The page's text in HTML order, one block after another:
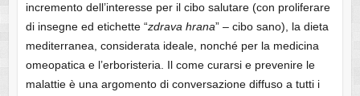
incremento dell’interesse per il cibo salutare (con proliferare
di insegne ed etichette “zdrava hrana” – cibo sano), la dieta
mediterranea, considerata ideale, nonché per la medicina
omeopatica e l’erboristeria. Il come curarsi e prevenire le
malattie è una argomento di conversazione diffuso a tutti i